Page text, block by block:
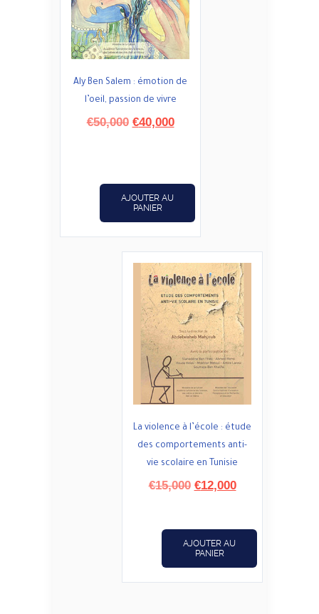
Aly Ben Salem : émotion de
l’oeil, passion de vivre
€50,000 Le
€50,000.
€40,000Le
€40,000.
AJOUTER AU
PANIER
La violence à l’école : étude
des comportements anti-
vie scolaire en Tunisie
€15,000 Le
était :
€15,000.
€12,000Le
est :
€12,000.
AJOUTER AU
PANIER